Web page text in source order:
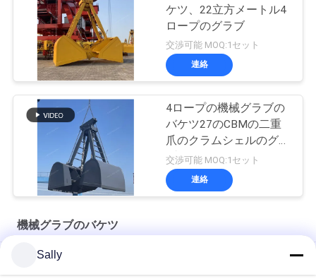
ケツ、22立方メートル4
ロープのグラブ
交渉可能 MOQ:1セット
連絡
4ロープの機械グラブの
バケツ27のCBMの二重
爪のクラムシェルのグラ
ブ
交渉可能 MOQ:1セット
連絡
機械グラブのバケツ
浚渫油圧クラムシェルのグラブ
Sally